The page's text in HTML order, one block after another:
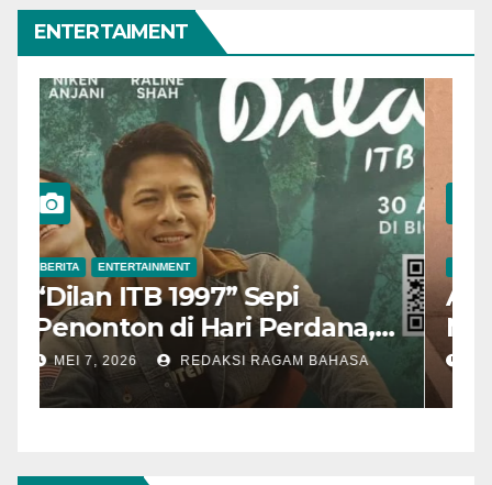
ENTERTAIMENT
BERITA ENTERTAINMENT
“Dilan ITB 1997” Sepi
Penonton di Hari Perdana,
Pengamat Nilai Cerita
Kurang Kuat
MEI 7, 2026 REDAKSI RAGAM BAHASA